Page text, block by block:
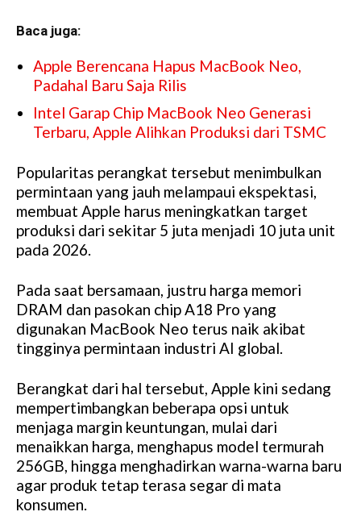
Baca juga:
Apple Berencana Hapus MacBook Neo,
Padahal Baru Saja Rilis
Intel Garap Chip MacBook Neo Generasi
Terbaru, Apple Alihkan Produksi dari TSMC
Popularitas perangkat tersebut menimbulkan
permintaan yang jauh melampaui ekspektasi,
membuat Apple harus meningkatkan target
produksi dari sekitar 5 juta menjadi 10 juta unit
pada 2026.
Pada saat bersamaan, justru harga memori
DRAM dan pasokan chip A18 Pro yang
digunakan MacBook Neo terus naik akibat
tingginya permintaan industri AI global.
Berangkat dari hal tersebut, Apple kini sedang
mempertimbangkan beberapa opsi untuk
menjaga margin keuntungan, mulai dari
menaikkan harga, menghapus model termurah
256GB, hingga menghadirkan warna-warna baru
agar produk tetap terasa segar di mata
konsumen.